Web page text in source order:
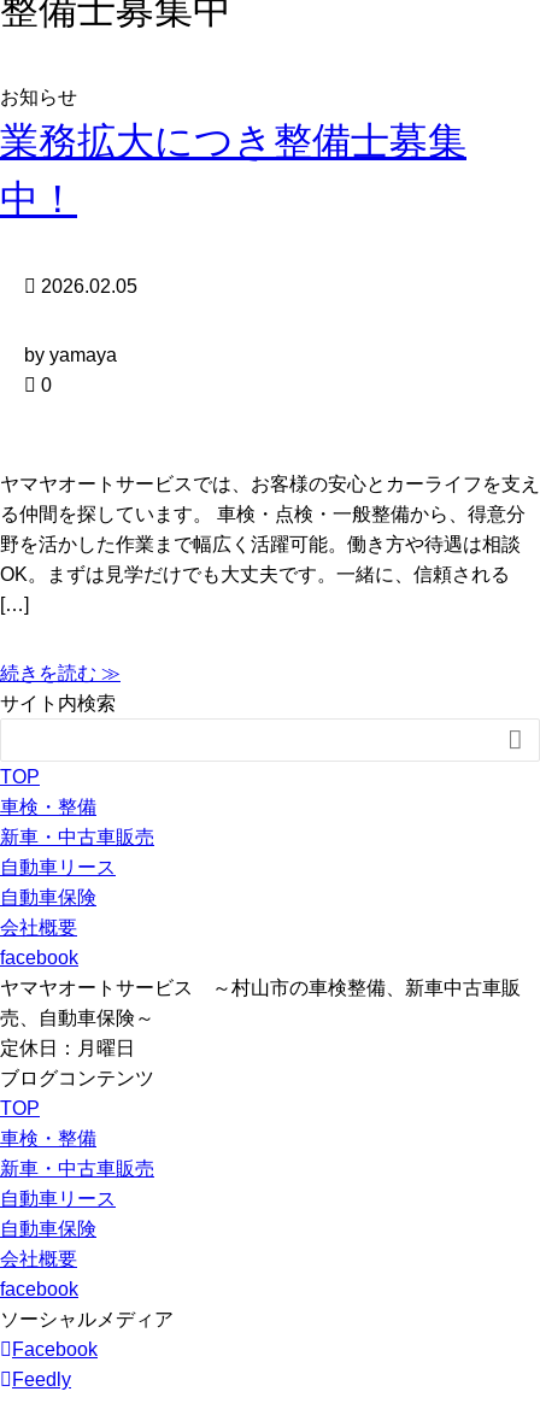
整備士募集中
お知らせ
業務拡大につき整備士募集
中！
2026.02.05
by yamaya
0
ヤマヤオートサービスでは、お客様の安心とカーライフを支え
る仲間を探しています。 車検・点検・一般整備から、得意分
野を活かした作業まで幅広く活躍可能。働き方や待遇は相談
OK。まずは見学だけでも大丈夫です。一緒に、信頼される
[…]
続きを読む ≫
サイト内検索

TOP
車検・整備
新車・中古車販売
自動車リース
自動車保険
会社概要
facebook
ヤマヤオートサービス ～村山市の車検整備、新車中古車販
売、自動車保険～
定休日：月曜日
ブログコンテンツ
TOP
車検・整備
新車・中古車販売
自動車リース
自動車保険
会社概要
facebook
ソーシャルメディア
Facebook
Feedly